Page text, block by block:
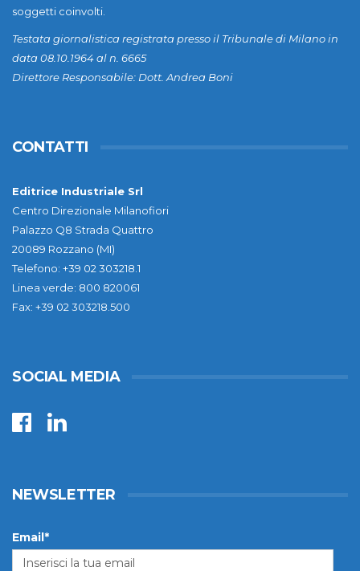
soggetti coinvolti.
Testata giornalistica registrata presso il Tribunale di Milano in
data 08.10.1964 al n. 6665
Direttore Responsabile: Dott. Andrea Boni
CONTATTI
Editrice Industriale Srl
Centro Direzionale Milanofiori
Palazzo Q8 Strada Quattro
20089 Rozzano (MI)
Telefono: +39 02 303218.1
Linea verde: 800 820061
Fax: +39 02 303218.500
SOCIAL MEDIA
NEWSLETTER
Email*